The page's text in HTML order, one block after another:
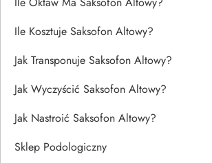
Ile Kosztuje Saksofon Altowy?
Jak Transponuje Saksofon Altowy?
Jak Wyczyścić Saksofon Altowy?
Jak Nastroić Saksofon Altowy?
Sklep Podologiczny